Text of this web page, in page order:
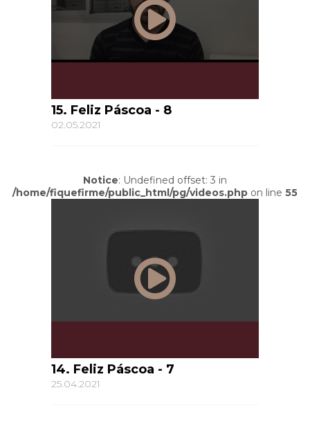
15. Feliz Páscoa - 8
02.05.2021
Notice: Undefined offset: 3 in
/home/fiquefirme/public_html/pg/videos.phpon line 55
14. Feliz Páscoa - 7
25.04.2021